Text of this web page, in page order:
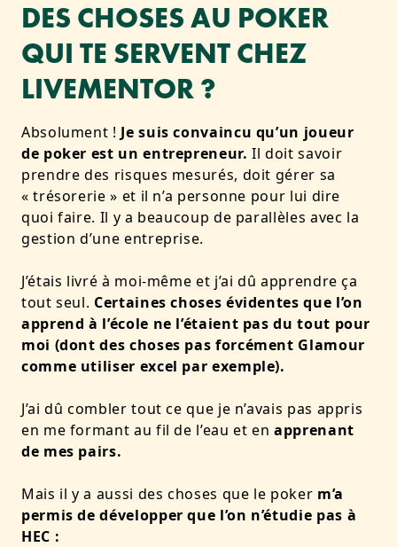
DES CHOSES AU POKER
QUI TE SERVENT CHEZ
LIVEMENTOR ?
Absolument ! Je suis convaincu qu’un joueur
de poker est un entrepreneur. Il doit savoir
prendre des risques mesurés, doit gérer sa
« trésorerie » et il n’a personne pour lui dire
quoi faire. Il y a beaucoup de parallèles avec la
gestion d’une entreprise.
J’étais livré à moi-même et j’ai dû apprendre ça
tout seul. Certaines choses évidentes que l’on
apprend à l’école ne l’étaient pas du tout pour
moi (dont des choses pas forcément Glamour
comme utiliser excel par exemple).
J’ai dû combler tout ce que je n’avais pas appris
en me formant au fil de l’eau et enapprenant
de mes pairs.
Mais il y a aussi des choses que le poker m’a
permis de développer que l’on n’étudie pas à
HEC :